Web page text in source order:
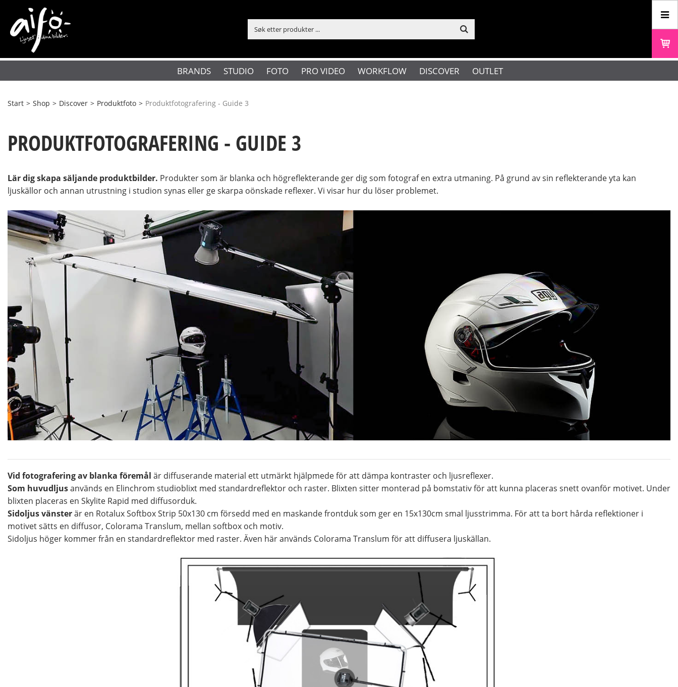
BRANDS STUDIO FOTO PRO VIDEO WORKFLOW DISCOVER OUTLET
Start > Shop > Discover > Produktfoto > Produktfotografering - Guide 3
PRODUKTFOTOGRAFERING - GUIDE 3
Lär dig skapa säljande produktbilder. Produkter som är blanka och högreflekterande ger dig som fotograf en extra utmaning. På grund av sin reflekterande yta kan
ljuskällor och annan utrustning i studion synas eller ge skarpa oönskade reflexer. Vi visar hur du löser problemet.
Vid fotografering av blanka föremål är diffuserande material ett utmärkt hjälpmede för att dämpa kontraster och ljusreflexer.
Som huvudljusanvänds en Elinchrom studioblixt med standardreflektor och raster. Blixten sitter monterad på bomstativ för att kunna placeras snett ovanför motivet. Under
blixten placeras en Skylite Rapid med diffusorduk.
Sidoljus vänsterär en Rotalux Softbox Strip 50x130 cm försedd med en maskande frontduk som ger en 15x130cm smal ljusstrimma. För att ta bort hårda reflektioner i
motivet sätts en diffusor, Colorama Translum, mellan softbox och motiv.
Sidoljus höger kommer från en standardreflektor med raster. Även här används Colorama Translum för att diffusera ljuskällan.